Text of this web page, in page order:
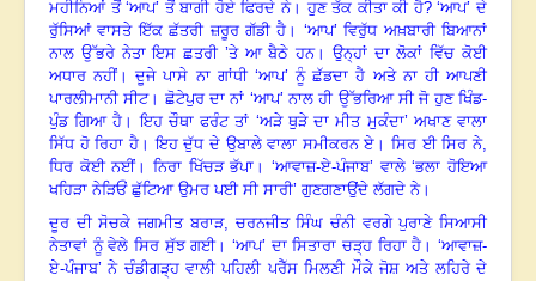
ਮਹੀਨਿਆਂ ਤੋਂ‘ਆਪ’ ਤੋਂ ਬਾਗੀ ਹੋਏ ਫਿਰਦੇ ਨੇ। ਹੁਣ ਤੱਕ ਕੀਤਾ ਕੀ ਹੈ? ‘ਆਪ’ਦੇ
ਰੁੱਸਿਆਂ ਵਾਸਤੇ ਇੱਕ ਛੱਤਰੀ ਜ਼ਰੂਰ ਗੱਡੀ ਹੈ। ‘ਆਪ’ਵਿਰੁੱਧ ਅਖ਼ਬਾਰੀ ਬਿਆਨਾਂ
ਨਾਲ ਉੱਭਰੇ ਨੇਤਾ ਇਸ ਛਤਰੀ ’ਤੇ ਆ ਬੈਠੇ ਹਨ। ਉਨ੍ਹਾਂ ਦਾ ਲੋਕਾਂ ਵਿੱਚ ਕੋਈ
ਅਧਾਰ ਨਹੀਂ। ਦੂਜੇ ਪਾਸੇ ਨਾ ਗਾਂਧੀ ‘ਆਪ’ਨੂੰ ਛੱਡਦਾ ਹੈ ਅਤੇ ਨਾ ਹੀ ਆਪਣੀ
ਪਾਰਲੀਮਾਨੀ ਸੀਟ। ਛੋਟੇਪੁਰ ਦਾ ਨਾਂ ‘ਆਪ’ਨਾਲ ਹੀ ਉੱਭਰਿਆ ਸੀ ਜੋ ਹੁਣ ਖਿੰਡ-
ਪੁੰਡ ਗਿਆ ਹੈ। ਇਹ ਚੌਥਾ ਫਰੰਟ ਤਾਂ ‘ਅੜੇ ਥੁੜੇ ਦਾ ਮੀਤ ਮੁਕੰਦਾ’ ਅਖਾਣ ਵਾਲਾ
ਸਿੱਧ ਹੋ ਰਿਹਾ ਹੈ। ਇਹ ਦੁੱਧ ਦੇ ਉਬਾਲੇ ਵਾਲਾ ਸਮੀਕਰਨ ਏ। ਸਿਰ ਈ ਸਿਰ ਨੇ,
ਧਿਰ ਕੋਈ ਨਈਂ। ਨਿਰਾ ਖਿੱਚੜ ਭੱਪਾ। ‘ਆਵਾਜ਼-ਏ-ਪੰਜਾਬ’ ਵਾਲੇ‘ਭਲਾ ਹੋਇਆ
ਖਹਿੜਾ ਨੇੜਿਓਂ ਛੁੱਟਿਆ ਉਮਰ ਪਈ ਸੀ ਸਾਰੀ’ ਗੁਣਗਣਾਉਂਦੇ ਲੱਗਦੇ ਨੇ।
ਦੂਰ ਦੀ ਸੋਚਕੇ ਜਗਮੀਤ ਬਰਾੜ, ਚਰਨਜੀਤ ਸਿੰਘ ਚੰਨੀ ਵਰਗੇ ਪੁਰਾਣੇ ਸਿਆਸੀ
ਨੇਤਾਵਾਂ ਨੂੰ ਵੇਲੇ ਸਿਰ ਸੁੱਝ ਗਈ। ‘ਆਪ’ ਦਾ ਸਿਤਾਰਾ ਚੜ੍ਹ ਰਿਹਾ ਹੈ।‘ਆਵਾਜ਼-
ਏ-ਪੰਜਾਬ’ਨੇ ਚੰਡੀਗੜ੍ਹ ਵਾਲੀ ਪਹਿਲੀ ਪਰੈੱਸ ਮਿਲਣੀ ਮੌਕੇ ਜੋਸ਼ ਅਤੇ ਲਹਿਰੇ ਦੇ